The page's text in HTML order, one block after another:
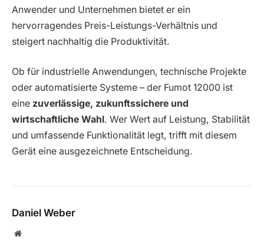
Anwender und Unternehmen bietet er ein
hervorragendes Preis-Leistungs-Verhältnis und
steigert nachhaltig die Produktivität.
Ob für industrielle Anwendungen, technische Projekte
oder automatisierte Systeme – der Fumot 12000 ist
eine zuverlässige, zukunftssichere und
wirtschaftliche Wahl. Wer Wert auf Leistung, Stabilität
und umfassende Funktionalität legt, trifft mit diesem
Gerät eine ausgezeichnete Entscheidung.
Daniel Weber
Website